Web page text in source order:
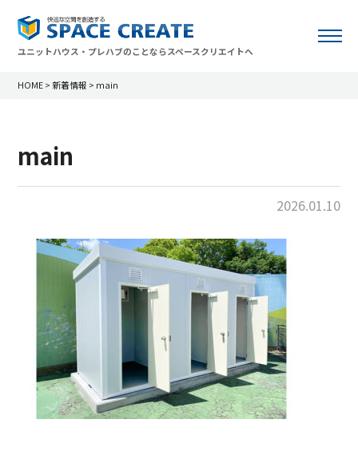
ユニットハウス・プレハブのことならスペースクリエイトへ
HOME > 新着情報 > main
main
2026.01.10